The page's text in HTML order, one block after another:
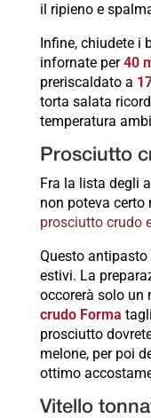
il ripieno e
Infine, chiudete i
infornate per40
preriscaldato a
torta salata
temperatura
Prosciutto
Fra la lista degli
non poteva certo
prosciutto crudo
Questo
estivi. La
occorerà solo un
crudo Forma
prosciutto
melone, per poi
ottimo
Vitello